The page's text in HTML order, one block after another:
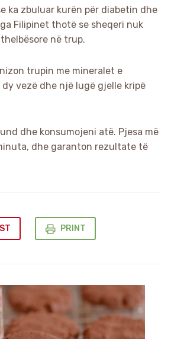
ka zbuluar kurën për diabetin dhe
Filipinet thotë se sheqeri nuk
në trup.
trupin me mineralet e
vezë dhe një lugë gjelle kripë
dhe konsumojeni atë. Pjesa më
dhe garanton rezultate të
PRINT